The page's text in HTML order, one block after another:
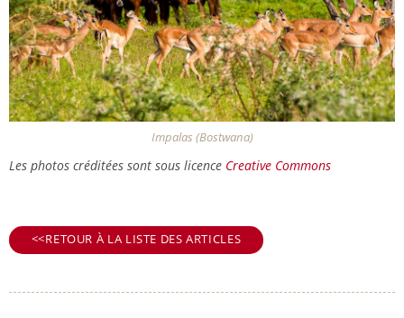
Impalas (Bostwana)
Les photos créditées sont sous licence Creative Commons
RETOUR À LA LISTE DES ARTICLES